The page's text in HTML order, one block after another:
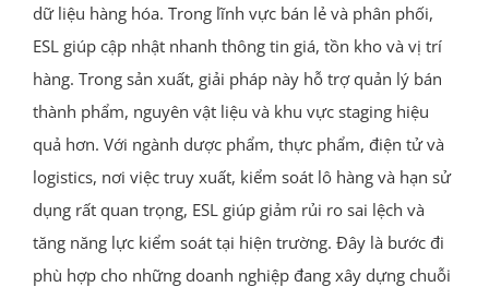
dữ liệu hàng hóa. Trong lĩnh vực bán lẻ và phân phối,
ESL giúp cập nhật nhanh thông tin giá, tồn kho và vị trí
hàng. Trong sản xuất, giải pháp này hỗ trợ quản lý bán
thành phẩm, nguyên vật liệu và khu vực staging hiệu
quả hơn. Với ngành dược phẩm, thực phẩm, điện tử và
logistics, nơi việc truy xuất, kiểm soát lô hàng và hạn sử
dụng rất quan trọng, ESL giúp giảm rủi ro sai lệch và
tăng năng lực kiểm soát tại hiện trường. Đây là bước đi
phù hợp cho những doanh nghiệp đang xây dựng chuỗi